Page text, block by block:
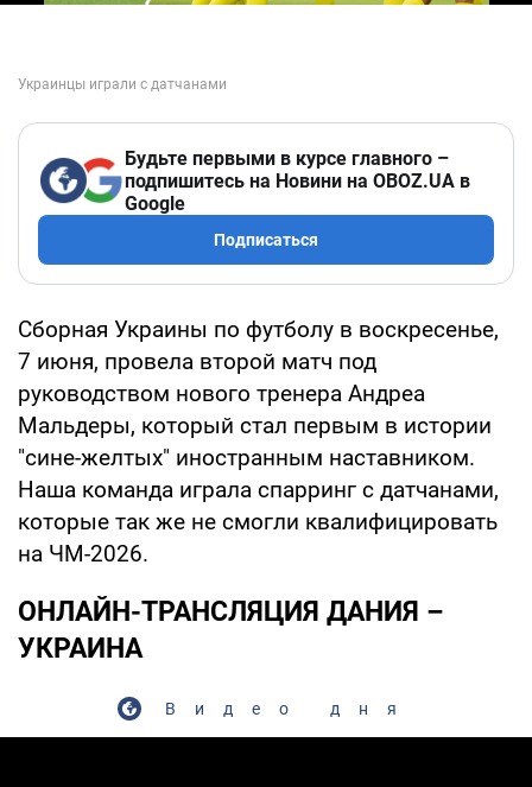
Будьте первыми в курсе главного –
подпишитесь на Новини на OBOZ.UA в
Google
Подписаться
Сборная Украины по футболу в воскресенье,
7 июня, провела второй матч под
руководством нового тренера Андреа
Мальдеры, который стал первым в истории
"сине-желтых" иностранным наставником.
Наша команда играла спарринг с датчанами,
которые так же не смогли квалифицировать
на ЧМ-2026.
ОНЛАЙН-ТРАНСЛЯЦИЯ ДАНИЯ –
УКРАИНА
Видео дня